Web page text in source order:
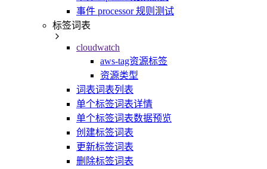
事件 processor 规则测试
标签词表
cloudwatch
aws-tag资源标签
资源类型
词表词表列表
单个标签词表详情
单个标签词表数据预览
创建标签词表
更新标签词表
删除标签词表